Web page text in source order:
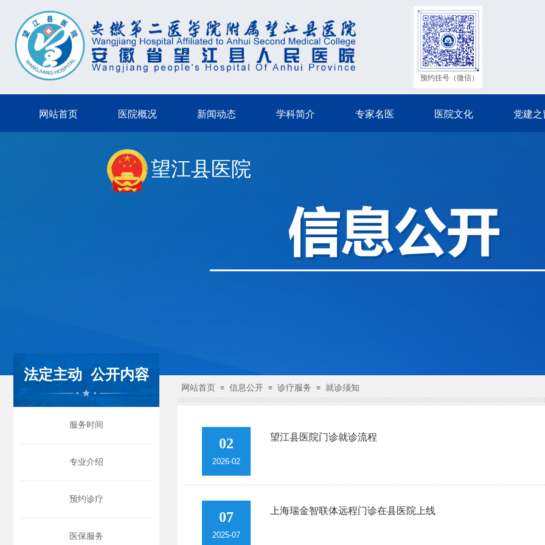
预约挂号（微信）
网站首页 医院概况 新闻动态 学科简介 专家名医 医院文化 党建之
望江县医院
法定主动 公开内容
网站首页 ≡ 信息公开 ≡ 诊疗服务 ≡ 就诊须知
02
2026-02
望江县医院门诊就诊流程
07
2025-07
上海瑞金智联体远程门诊在县医院上线
服务时间
专业介绍
预约诊疗
医保服务